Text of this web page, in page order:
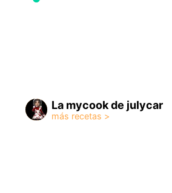
La mycook de julycar